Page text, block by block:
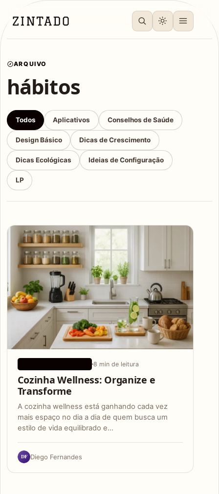
ARQUIVO
hábitos
Todos Aplicativos Conselhos de Saúde
Design Básico Dicas de Crescimento
Dicas Ecológicas Ideias de Configuração
LP
Articles
8 min de leitura
Cozinha Wellness: Organize e
Transforme
A cozinha wellness está ganhando cada vez
mais espaço no dia a dia de quem busca um
estilo de vida equilibrado e…
DF Diego Fernandes